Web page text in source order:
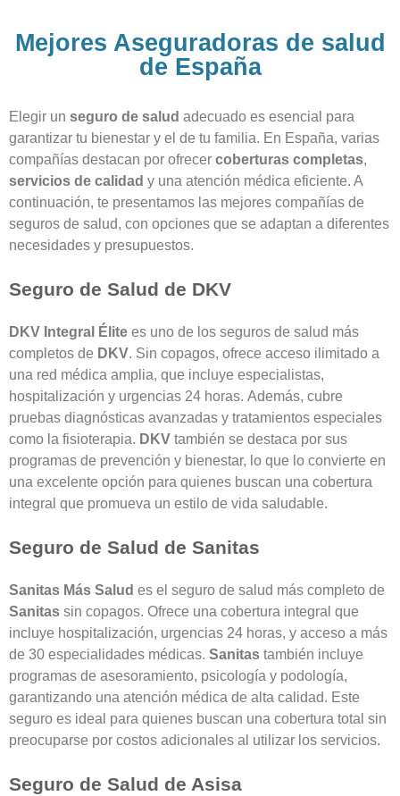
Mejores Aseguradoras de salud
de España
Elegir un seguro de salud adecuado es esencial para
garantizar tu bienestar y el de tu familia. En España, varias
compañías destacan por ofrecer coberturas completas,
servicios de calidad y una atención médica eficiente. A
continuación, te presentamos las mejores compañías de
seguros de salud, con opciones que se adaptan a diferentes
necesidades y presupuestos.
Seguro de Salud de DKV
DKV Integral Élite es uno de los seguros de salud más
completos de DKV. Sin copagos, ofrece acceso ilimitado a
una red médica amplia, que incluye especialistas,
hospitalización y urgencias 24 horas. Además, cubre
pruebas diagnósticas avanzadas y tratamientos especiales
como la fisioterapia. DKV también se destaca por sus
programas de prevención y bienestar, lo que lo convierte en
una excelente opción para quienes buscan una cobertura
integral que promueva un estilo de vida saludable.
Seguro de Salud de Sanitas
Sanitas Más Salud es el seguro de salud más completo de
Sanitas sin copagos. Ofrece una cobertura integral que
incluye hospitalización, urgencias 24 horas, y acceso a más
de 30 especialidades médicas. Sanitas también incluye
programas de asesoramiento, psicología y podología,
garantizando una atención médica de alta calidad. Este
seguro es ideal para quienes buscan una cobertura total sin
preocuparse por costos adicionales al utilizar los servicios.
Seguro de Salud de Asisa